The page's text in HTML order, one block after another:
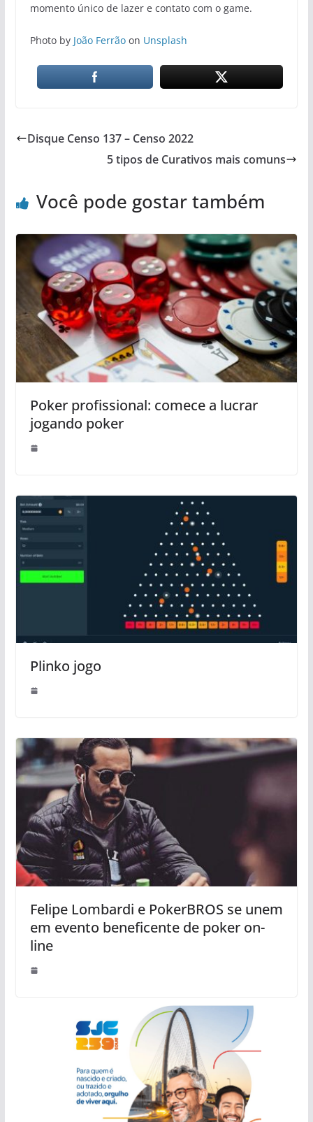
momento único de lazer e contato com o game.
Photo by João Ferrãoon Unsplash
Disque Censo 137 – Censo 2022
5 tipos de Curativos mais comuns
Você pode gostar também
Poker profissional: comece a lucrar
jogando poker
Plinko jogo
Felipe Lombardi e PokerBROS se unem
em evento beneficente de poker on-
line